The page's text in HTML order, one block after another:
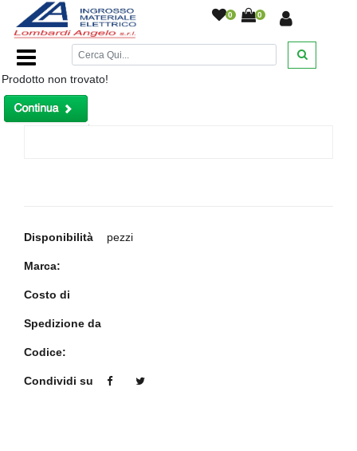
0 0
Home Page/OFFERTA KIT VIMAR PLANA BIANCO
Prodotto non trovato!
Disponibilità pezzi
Marca:
Costo di
Spedizione da
Codice:
Condividi su